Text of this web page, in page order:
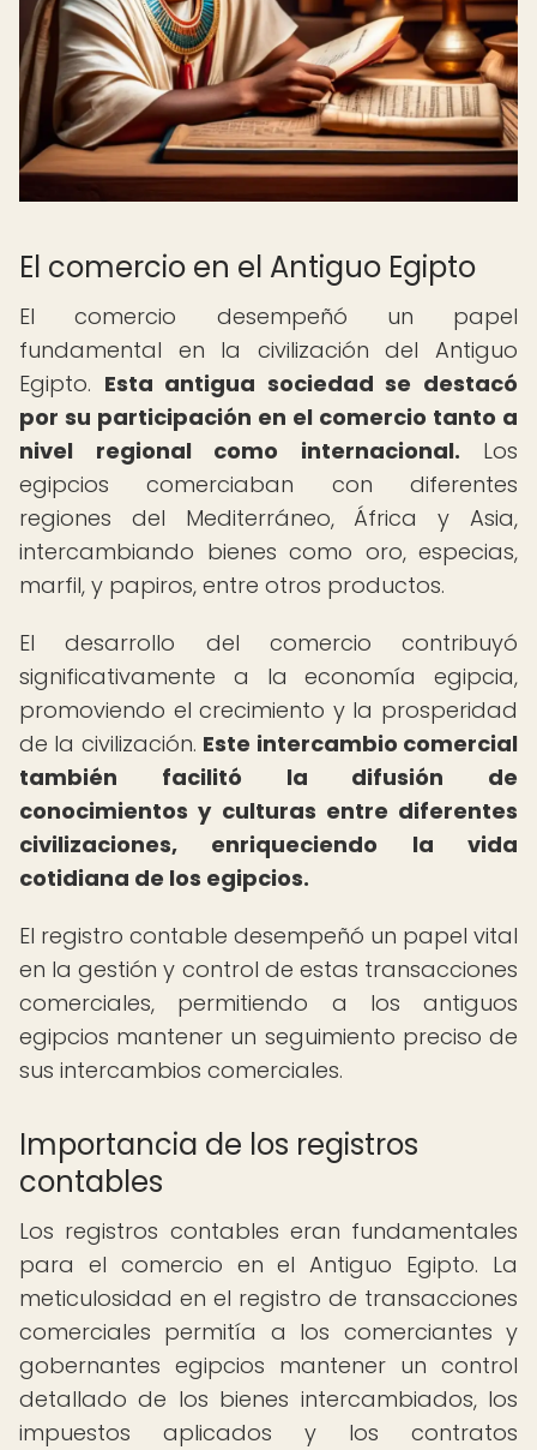
El comercio en el Antiguo Egipto
El comercio desempeñó un papel
fundamental en la civilización del Antiguo
Egipto. Esta antigua sociedad se destacó
por su participación en el comercio tanto a
nivel regional como internacional. Los
egipcios comerciaban con diferentes
regiones del Mediterráneo, África y Asia,
intercambiando bienes como oro, especias,
marfil, y papiros, entre otros productos.
El desarrollo del comercio contribuyó
significativamente a la economía egipcia,
promoviendo el crecimiento y la prosperidad
de la civilización. Este intercambio comercial
también facilitó la difusión de
conocimientos y culturas entre diferentes
civilizaciones, enriqueciendo la vida
cotidiana de los egipcios.
El registro contable desempeñó un papel vital
en la gestión y control de estas transacciones
comerciales, permitiendo a los antiguos
egipcios mantener un seguimiento preciso de
sus intercambios comerciales.
Importancia de los registros
contables
Los registros contables eran fundamentales
para el comercio en el Antiguo Egipto. La
meticulosidad en el registro de transacciones
comerciales permitía a los comerciantes y
gobernantes egipcios mantener un control
detallado de los bienes intercambiados, los
impuestos aplicados y los contratos